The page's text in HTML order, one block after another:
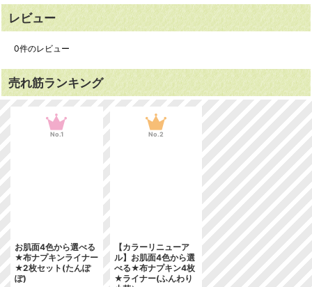
レビュー
0件のレビュー
売れ筋ランキング
No.1
お肌面4色から選べる
★布ナプキンライナー
★2枚セット(たんぽ
ぽ)
No.2
【カラーリニューア
ル】お肌面4色から選
べる★布ナプキン4枚
★ライナー(ふんわり